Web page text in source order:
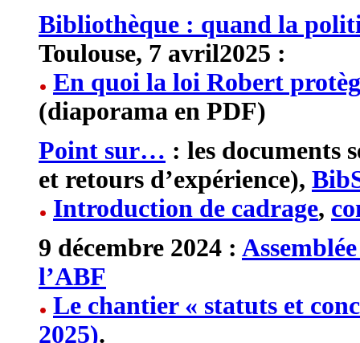
Bibliothèque : quand la
Toulouse, 7 avril2025 :
En quoi la loi Robert
(diaporama en PDF)
Point sur… : les documents
et retours d’expérience),
Introduction de cadrage,
9 décembre 2024 :
l’ABF
Le chantier « statuts et
2025).